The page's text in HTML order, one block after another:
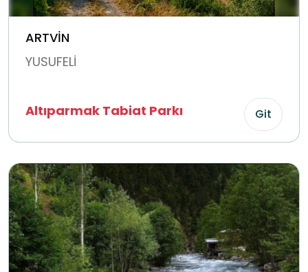
ARTVİN
YUSUFELİ
Altıparmak Tabiat Parkı Git